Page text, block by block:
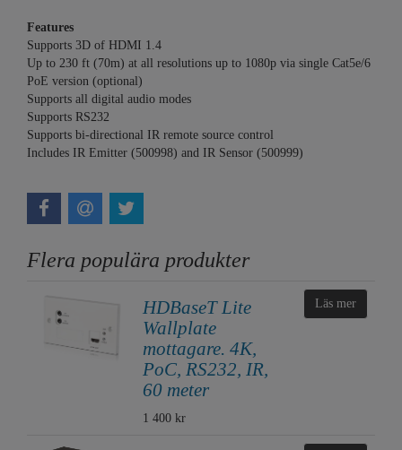
Features
Supports 3D of HDMI 1.4
Up to 230 ft (70m) at all resolutions up to 1080p via single Cat5e/6
PoE version (optional)
Supports all digital audio modes
Supports RS232
Supports bi-directional IR remote source control
Includes IR Emitter (500998) and IR Sensor (500999)
Flera populära produkter
HDBaseT Lite
Wallplate
mottagare. 4K,
PoC, RS232, IR,
60 meter
1 400 kr
Läs mer